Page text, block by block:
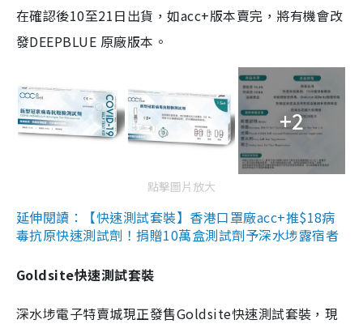
在確認後10至21日出貨，如acc+版本賣完，將有機會改
發DEEPBLUE 原廠版本。
+2
點擊圖片放大
延伸閱讀：【快速測試套裝】香港口罩廠acc+推$18病
毒抗原快速測試劑！捐贈10萬盒測試劑予深水埗露宿者
Goldsite快速測試套裝
深水埗電子特賣城現正發售Goldsite快速測試套裝，現